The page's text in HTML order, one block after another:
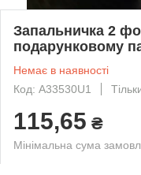
Запальничка 2
подарунковому
Немає в наявності
Код: A33530U1
115,65 ₴
Мінімальна сума